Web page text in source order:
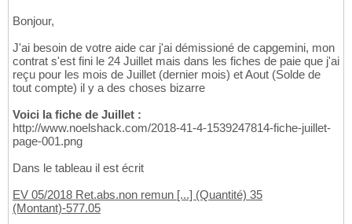
Bonjour,
J'ai besoin de votre aide car j'ai démissioné de capgemini, mon
contrat s'est fini le 24 Juillet mais dans les fiches de paie que j'ai
reçu pour les mois de Juillet (dernier mois) et Aout (Solde de
tout compte) il y a des choses bizarre
Voici la fiche de Juillet :
http://www.noelshack.com/2018-41-4-1539247814-fiche-juillet-
page-001.png
Dans le tableau il est écrit
EV 05/2018 Ret.abs.non remun [...] (Quantité) 35
(Montant)-577.05